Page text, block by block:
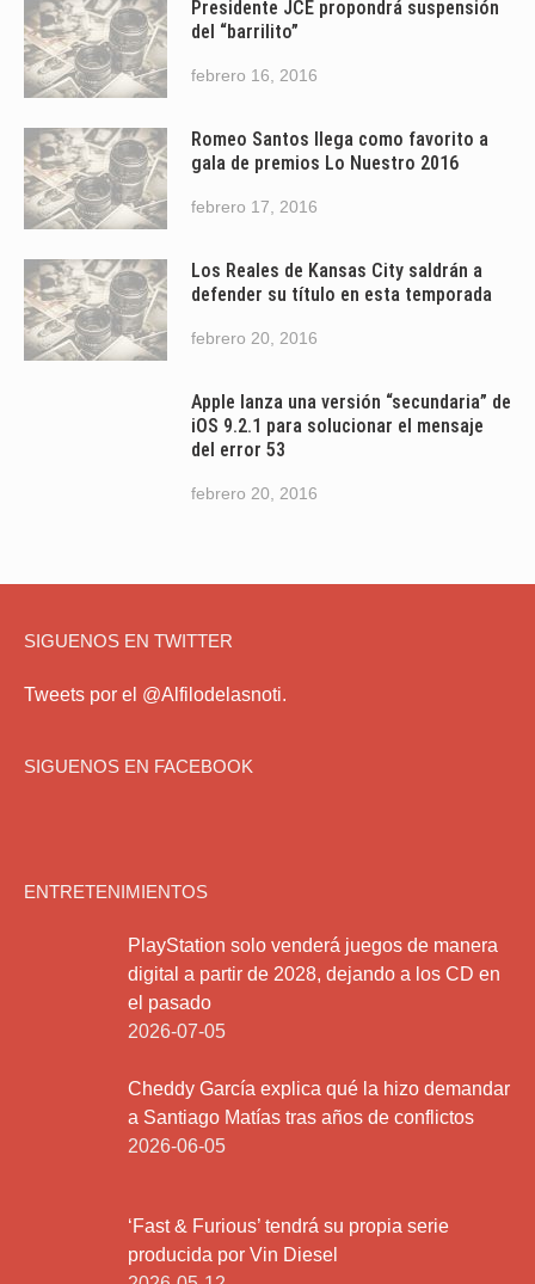
Presidente JCE propondrá suspensión
del “barrilito”
febrero 16, 2016
Romeo Santos llega como favorito a
gala de premios Lo Nuestro 2016
febrero 17, 2016
Los Reales de Kansas City saldrán a
defender su título en esta temporada
febrero 20, 2016
Apple lanza una versión “secundaria” de
iOS 9.2.1 para solucionar el mensaje
del error 53
febrero 20, 2016
SIGUENOS EN TWITTER
Tweets por el @Alfilodelasnoti.
SIGUENOS EN FACEBOOK
ENTRETENIMIENTOS
PlayStation solo venderá juegos de manera
digital a partir de 2028, dejando a los CD en
el pasado
2026-07-05
Cheddy García explica qué la hizo demandar
a Santiago Matías tras años de conflictos
2026-06-05
‘Fast & Furious’ tendrá su propia serie
producida por Vin Diesel